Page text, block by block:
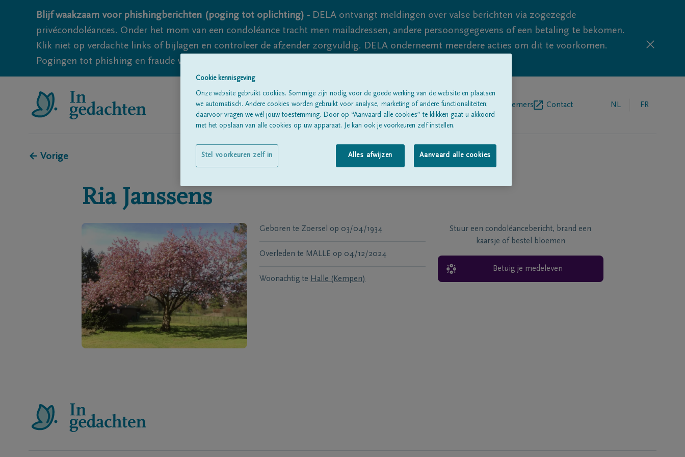
Blijf waakzaam voor phishingberichten (poging tot oplichting) - DELA ontvangt meldingen over valse berichten via zogezegde
privécondoléances. Onder het mom van een condoléance tracht men mailadressen, andere persoonsgegevens of een betaling te bekomen.
Klik niet op verdachte links of bijlagen en controleer de afzender zorgvuldig. DELA onderneemt meerdere acties om dit te voorkomen.
Pogingen tot phishing en fraude vallen echter nooit volledig uit te sluiten, dus blijf waakzaam.
Alle rouwberichten Over onsBegrafenisondernemers Contact NL FR
← Vorige
Ria Janssens
Geboren te Zoersel op 03/04/1934
Overleden te MALLE op 04/12/2024
Woonachtig te Halle (Kempen)
Stuur een condoléancebericht, brand een
kaarsje of bestel bloemen
Betuig je medeleven
Cookie kennisgeving
Onze website gebruikt cookies. Sommige zijn nodig voor de goede werking van de website en plaatsen
we automatisch. Andere cookies worden gebruikt voor analyse, marketing of andere functionaliteiten;
daarvoor vragen we wél jouw toestemming. Door op “Aanvaard alle cookies” te klikken gaat u akkoord
met het opslaan van alle cookies op uw apparaat. Je kan ook je voorkeuren zelf instellen.
Alles afwijzen Aanvaard alle cookies
Stel voorkeuren zelf in